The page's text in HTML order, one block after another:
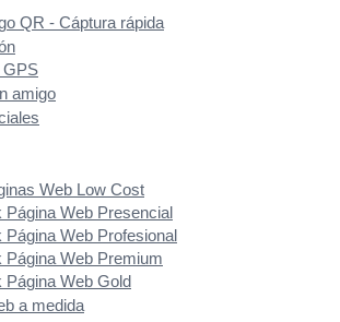
QR - Cáptura rápida
GPS
amigo
Web Low Cost
Página Web Presencial
Página Web Profesional
Página Web Premium
Página Web Gold
a medida